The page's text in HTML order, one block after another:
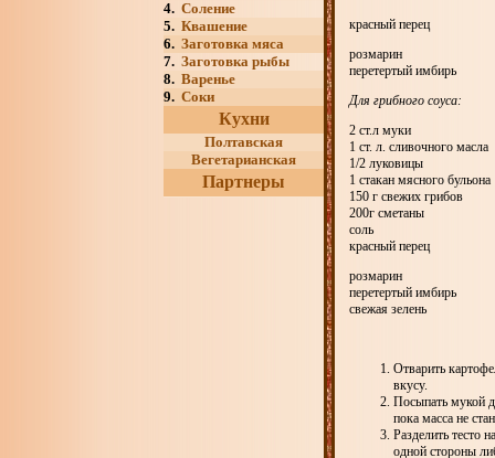
4. Соление
5. Квашение
6. Заготовка мяса
7. Заготовка рыбы
8. Варенье
9. Соки
Кухни
Полтавская
Вегетарианская
Партнеры
красный перец
розмарин
перетертый имбирь
Для грибного соуса:
2 ст.л муки
1 ст. л. сливочного масла
1/2 луковицы
1 стакан мясного бульона
150 г свежих грибов
200г сметаны
соль
красный перец
розмарин
перетертый имбирь
свежая зелень
Отварить
вкусу.
Посыпать мукой
пока масса не
Разделить тесто
одной стороны